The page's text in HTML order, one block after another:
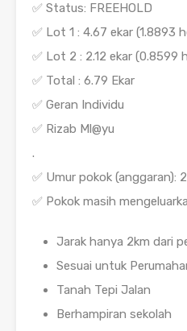
✅ Status: FREEHOLD
✅ Lot 1 : 4.67 ekar (1.8893
✅ Lot 2 : 2.12 ekar (0.8599
✅ Total : 6.79 Ekar
✅ Geran Individu
✅ Rizab Ml@yu
.
✅ Umur pokok (anggaran):
✅ Pokok masih
Jarak hanya 2km dari
Sesuai untuk
Tanah Tepi Jalan
Berhampiran sekolah